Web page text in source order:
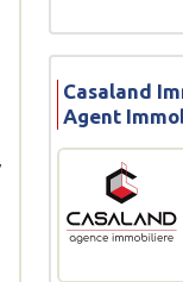
Casaland
Agent